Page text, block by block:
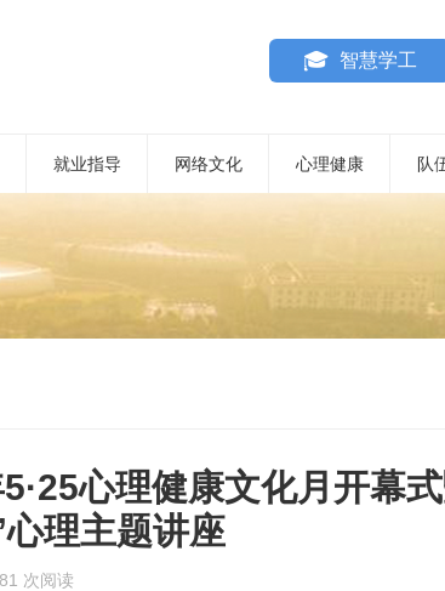
智慧学工
就业指导 网络文化 心理健康 队
心理健康文化月开幕
理主题讲座
次阅读